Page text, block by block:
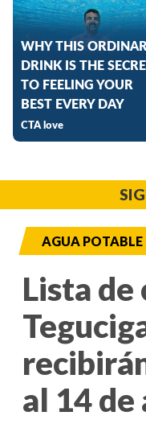
AGUA POTABLE
Lista de
al 14 de